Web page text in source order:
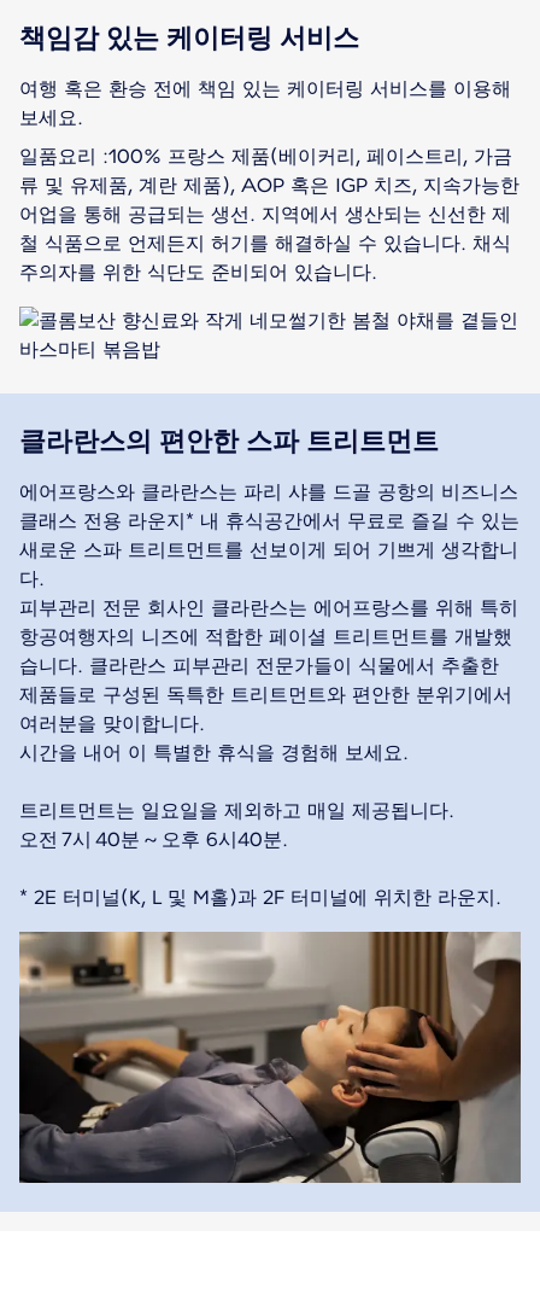
책임감 있는 케이터링 서비스
여행 혹은 환승 전에 책임 있는 케이터링 서비스를 이용해
보세요.
일품요리 :100% 프랑스 제품(베이커리, 페이스트리, 가금
류 및 유제품, 계란 제품), AOP 혹은 IGP 치즈, 지속가능한
어업을 통해 공급되는 생선. 지역에서 생산되는 신선한 제
철 식품으로 언제든지 허기를 해결하실 수 있습니다. 채식
주의자를 위한 식단도 준비되어 있습니다.
클라란스의 편안한 스파 트리트먼트
에어프랑스와 클라란스는 파리 샤를 드골 공항의 비즈니스
클래스 전용 라운지* 내 휴식공간에서 무료로 즐길 수 있는
새로운 스파 트리트먼트를 선보이게 되어 기쁘게 생각합니
다.
피부관리 전문 회사인 클라란스는 에어프랑스를 위해 특히
항공여행자의 니즈에 적합한 페이셜 트리트먼트를 개발했
습니다. 클라란스 피부관리 전문가들이 식물에서 추출한
제품들로 구성된 독특한 트리트먼트와 편안한 분위기에서
여러분을 맞이합니다.
시간을 내어 이 특별한 휴식을 경험해 보세요.
트리트먼트는 일요일을 제외하고 매일 제공됩니다.
오전 7시 40분 ~ 오후 6시40분.
* 2E 터미널(K, L 및 M홀)과 2F 터미널에 위치한 라운지.